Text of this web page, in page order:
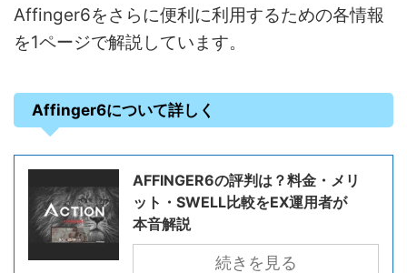
Affinger6をさらに便利に利用するための各情報
を1ページで解説しています。
Affinger6について詳しく
AFFINGER6の評判は？料金・メリ
ット・SWELL比較をEX運用者が
本音解説
続きを見る